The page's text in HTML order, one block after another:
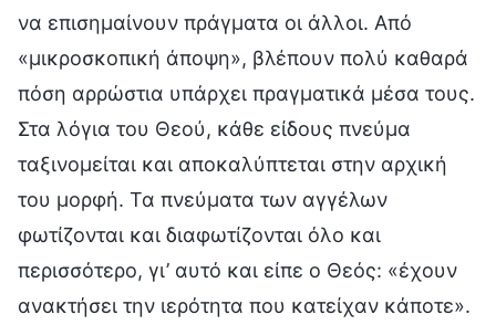
να επισημαίνουν πράγματα οι άλλοι. Από
«μικροσκοπική άποψη», βλέπουν πολύ καθαρά
πόση αρρώστια υπάρχει πραγματικά μέσα τους.
Στα λόγια του Θεού, κάθε είδους πνεύμα
ταξινομείται και αποκαλύπτεται στην αρχική
του μορφή. Τα πνεύματα των αγγέλων
φωτίζονται και διαφωτίζονται όλο και
περισσότερο, γι’ αυτό και είπε ο Θεός: «έχουν
ανακτήσει την ιερότητα που κατείχαν κάποτε».